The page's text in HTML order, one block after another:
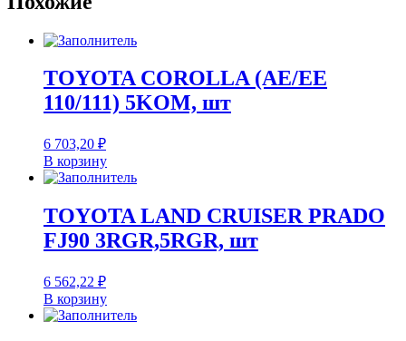
TOYOTA COROLLA (AE/EE
110/111) 5KOM, шт
6 703,20 ₽
В корзину
TOYOTA LAND CRUISER PRADO
FJ90 3RGR,5RGR, шт
6 562,22 ₽
В корзину